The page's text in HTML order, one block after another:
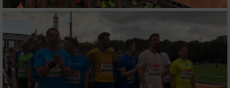
Entwicklung und Verbesserung der Angebote
Verwendung reduzierter Daten zur Auswahl
von Inhalten
IAB-Besonderheiten: